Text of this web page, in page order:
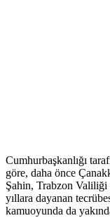
Cumhurbaşkanlığı
göre, daha önce
Şahin, Trabzon Valiliği
yıllara dayanan
kamuoyunda da